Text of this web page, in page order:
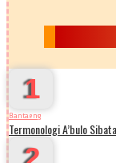
1
Bantaeng
Termonologi A’bulo